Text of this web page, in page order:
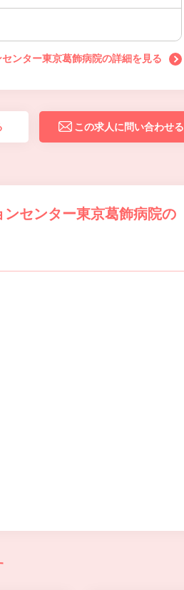
ンター東京葛飾病院の詳細を見る
この求人に問い合わせる
センター東京葛飾病院の